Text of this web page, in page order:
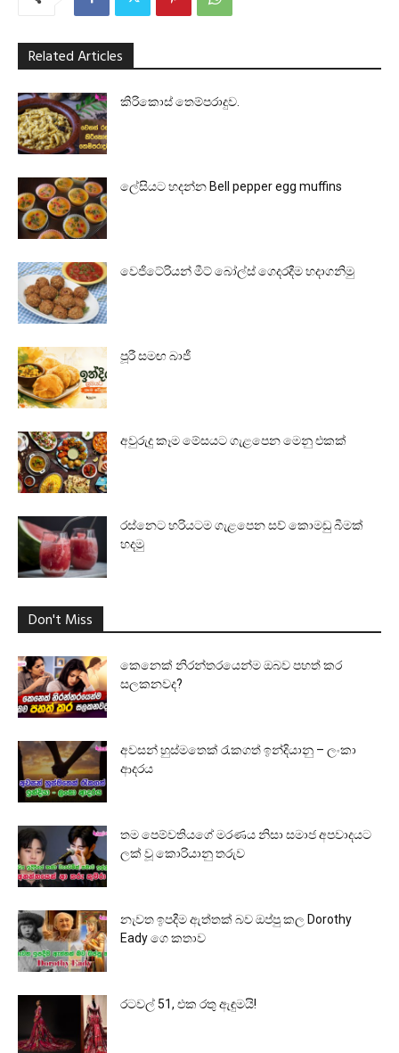
Related Articles
කිරිකොස් තෙම්පරාදුව.
ලේසියට හදන්න Bell pepper egg muffins
වෙජිටේරියන් මීට් බෝල්ස් ගෙදරදීම හදාගනිමු
පූරී සමඟ බාජී
අවුරුදු කෑම මේසයට ගැළපෙන මෙනු එකක්
රස්නෙට හරියටම ගැළපෙන සව් කොමඩු බීමක්
හදමු
Don't Miss
කෙනෙක් නිරන්තරයෙන්ම ඔබව පහත් කර
සලකනවද?
අවසන් හුස්මතෙක් රැකගත් ඉන්දියානු – ලංකා
ආදරය
තම පෙම්වතියගේ මරණය නිසා සමාජ අපවාදයට
ලක් වූ කොරියානු තරුව
නැවත ඉපදීම ඇත්තක් බව ඔප්පු කල Dorothy
Eady ගෙ කතාව
රටවල් 51, එක රතු ඇඳුමයි!